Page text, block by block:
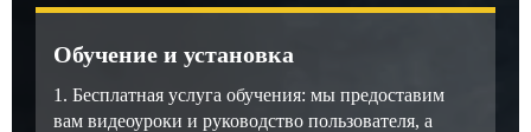
Обучение и установка
1. Бесплатная услуга обучения: мы предоставим
вам видеоуроки и руководство пользователя, а